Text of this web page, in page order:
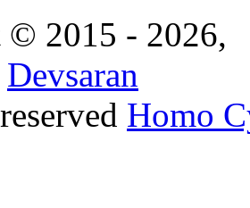
2015 - 2026,
Devsaran
Homo